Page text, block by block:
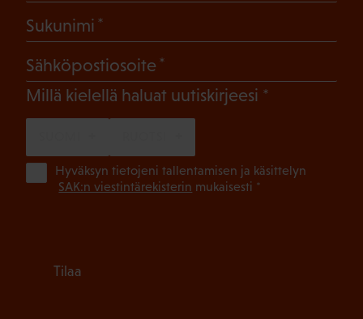
Sukunimi
Sähköpostiosoite
Millä kielellä haluat uutiskirjeesi (Pakollinen)
Hyväksyn tietojeni tallentamisen ja käsittelyn
SAK:n viestintärekisterin mukaisesti *
Tilaa